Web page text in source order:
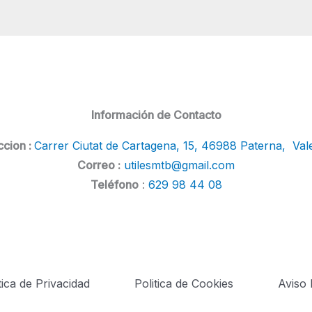
Información de Contacto
: Carrer Ciutat de Cartagena, 15, 46988 Paterna,
Correo : utilesmtb@gmail.com
Teléfono: 629 98 44 08
de Privacidad Politica de Cookies Aviso